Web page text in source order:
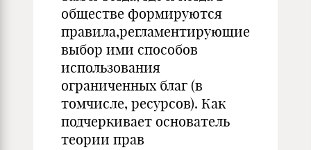
обществе формируются
правила,регламентирующие
выбор ими способов
использования
ограниченных благ (в
томчисле, ресурсов). Как
подчеркивает основатель
теории прав